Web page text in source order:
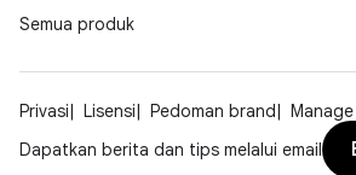
Semua produk
Privasi Lisensi Pedoman brand
Dapatkan berita dan tips melalui email